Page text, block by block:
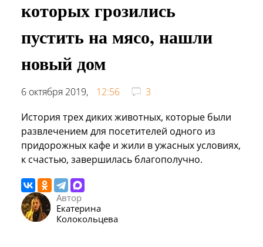
которых грозились
пустить на мясо, нашли
новый дом
6 октября 2019, 12:56
3
История трех диких животных, которые были
развлечением для посетителей одного из
придорожных кафе и жили в ужасных условиях,
к счастью, завершилась благополучно.
Автор
Екатерина
Колокольцева